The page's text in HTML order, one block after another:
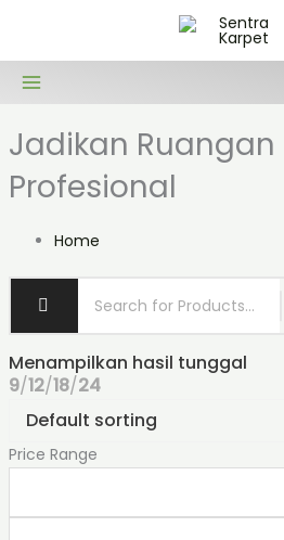
konten
Jadikan
Profesional
Home
Menampilkan hasil tunggal
9 12 18 24
Price Range